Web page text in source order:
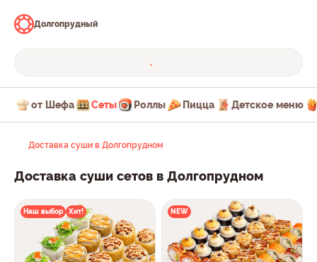
Долгопрудный
от Шефа Сеты Роллы Пицца Детское меню
Доставка суши в Долгопрудном
Доставка суши сетов в Долгопрудном
Наш выбор Хит! NEW